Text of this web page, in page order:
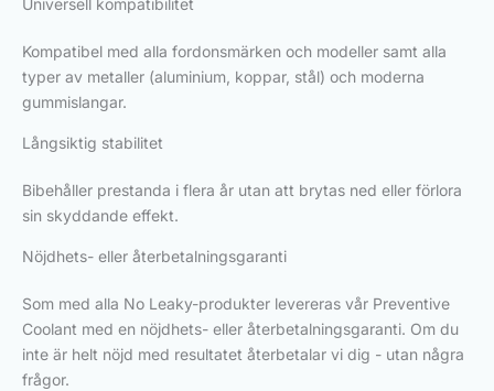
Universell kompatibilitet
Kompatibel med alla fordonsmärken och modeller samt alla
typer av metaller (aluminium, koppar, stål) och moderna
gummislangar.
Långsiktig stabilitet
Bibehåller prestanda i flera år utan att brytas ned eller förlora
sin skyddande effekt.
Nöjdhets- eller återbetalningsgaranti
Som med alla No Leaky-produkter levereras vår Preventive
Coolant med en nöjdhets- eller återbetalningsgaranti. Om du
inte är helt nöjd med resultatet återbetalar vi dig - utan några
frågor.